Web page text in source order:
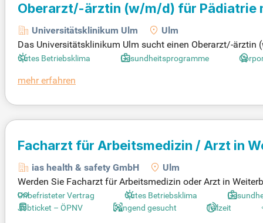
Oberarzt/-ärztin (w/m/d) für Pädiatrie
(w/m/d) in fortgeschrittener
Universitätsklinikum Ulm
Ulm
Das Universitätsklinikum Ulm sucht einen Oberarzt/-
d) in fortgeschrittener Weiterbildung. In dieser
rwünscht und werden unterstützt. Ihr Fachwissen kann
zen Sie Kinder mit neuropädiatrischen Erkrankungen.
Gutes Betriebsklima Gesundheitsprogramme
mehr erfahren
Facharzt für Arbeitsmedizin / Arzt in
ias health & safety GmbH
Ulm
Werden Sie Facharzt für Arbeitsmedizin oder Arzt in
ns 50%) in einem der führenden Unternehmen für
hen Team von rund 1.500 Mitarbeitenden an über 110
Unbefristeter Vertrag Gutes Betriebsklima
Jobticket – ÖPNV
Dringend gesucht Teilzeit